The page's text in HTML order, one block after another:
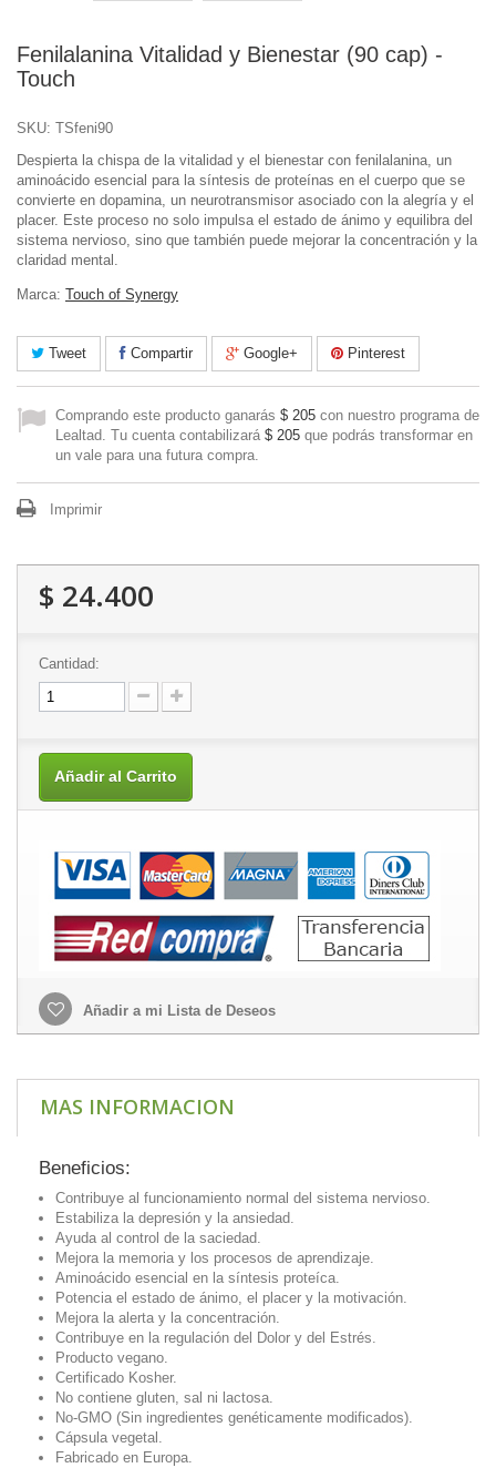
Fenilalanina Vitalidad y Bienestar (90 cap) -
Touch
SKU: TSfeni90
Despierta la chispa de la vitalidad y el bienestar con fenilalanina, un
aminoácido esencial para la síntesis de proteínas en el cuerpo que se
convierte en dopamina, un neurotransmisor asociado con la alegría y el
placer. Este proceso no solo impulsa el estado de ánimo y equilibra del
sistema nervioso, sino que también puede mejorar la concentración y la
claridad mental.
Marca: Touch of Synergy
Tweet Compartir Google+ Pinterest
Comprando este producto ganarás $ 205 con nuestro programa de
Lealtad. Tu cuenta contabilizará $ 205 que podrás transformar en
un vale para una futura compra.
Imprimir
$ 24.400
Cantidad:
Añadir al Carrito
Añadir a mi Lista de Deseos
MAS INFORMACION
Beneficios:
Contribuye al funcionamiento normal del sistema nervioso.
Estabiliza la depresión y la ansiedad.
Ayuda al control de la saciedad.
Mejora la memoria y los procesos de aprendizaje.
Aminoácido esencial en la síntesis proteíca.
Potencia el estado de ánimo, el placer y la motivación.
Mejora la alerta y la concentración.
Contribuye en la regulación del Dolor y del Estrés.
Producto vegano.
Certificado Kosher.
No contiene gluten, sal ni lactosa.
No-GMO (Sin ingredientes genéticamente modificados).
Cápsula vegetal.
Fabricado en Europa.